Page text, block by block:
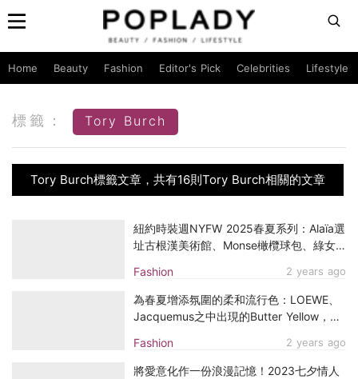
Home Beauty Fashion Editor's Pick Celebrities Lifestyle
標籤： Tory Burch
Tory Burch標籤文章，共有16則Tory Burch相關的文章
Fashion 2 years ago
紐約時裝週NYFW 2025春夏系列：Alaïa選
址古根漢美術館、Monse橄欖球包、綠女
Fashion 2 years ago
為春夏增添氛圍的柔和流行色：LOEWE、
Jacquemus之中出現的Butter Yellow，挑
將愛意化作一份浪漫記憶！2023七夕情人